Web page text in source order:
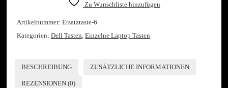
Zu Wunschliste hinzufügen
Artikelnummer:Ersatztaste-6
Kategorien:Dell Tasten,Einzelne Laptop Tasten
BESCHREIBUNG ZUSÄTZLICHE INFORMATIONEN
REZENSIONEN (0)